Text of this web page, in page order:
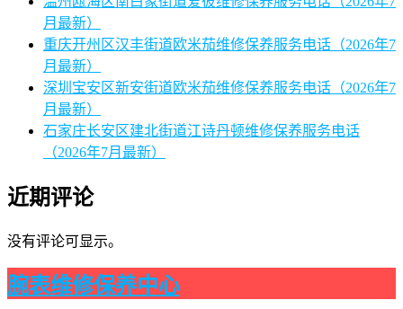
月最新）
重庆开州区汉丰街道欧米茄维修保养服务电话（2026年7
月最新）
深圳宝安区新安街道欧米茄维修保养服务电话（2026年7
月最新）
石家庄长安区建北街道江诗丹顿维修保养服务电话
（2026年7月最新）
近期评论
没有评论可显示。
腕表维修保养中心